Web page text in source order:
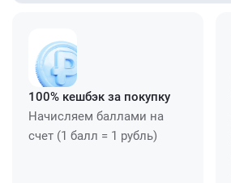
100% кешбэк за покупку
Начисляем баллами на
счет (1 балл = 1 рубль)